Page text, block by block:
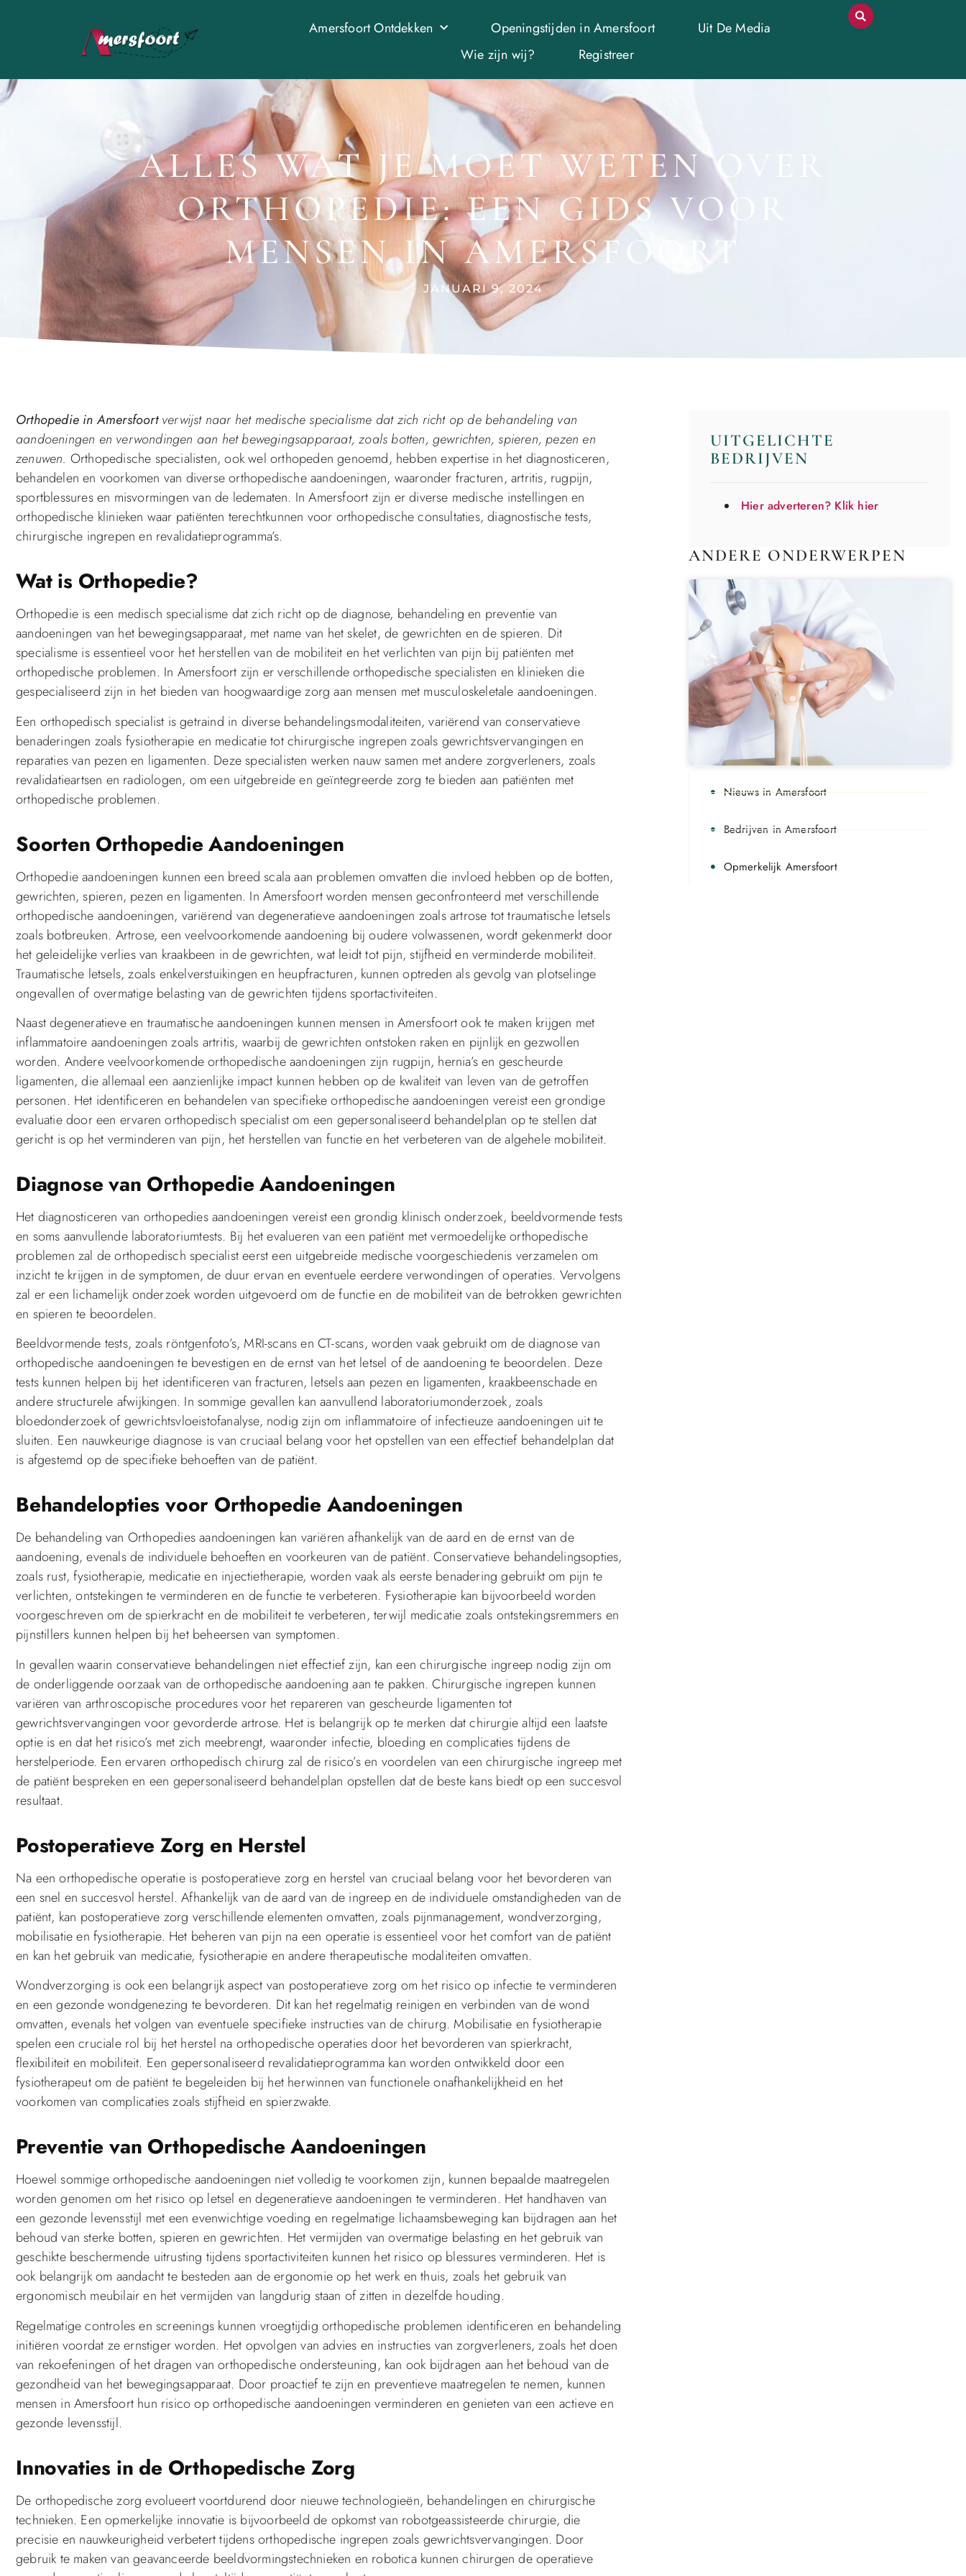
Amersfoort Ontdekken Openingstijden in Amersfoort
Uit De Media
Wie zijn wij?
Registreer
ALLES WAT JE MOET WETEN OVER
ORTHOPEDIE: EEN GIDS VOOR
MENSEN IN AMERSFOORT
JANUARI 9, 2024
Orthopedie in Amersfoortverwijst naar het medische specialisme dat zich richt op de behandeling van
aandoeningen en verwondingen aan het bewegingsapparaat, zoals botten, gewrichten, spieren, pezen en
zenuwen. Orthopedische specialisten, ook wel orthopeden genoemd, hebben expertise in het diagnosticeren,
behandelen en voorkomen van diverse orthopedische aandoeningen, waaronder fracturen, artritis, rugpijn,
sportblessures en misvormingen van de ledematen. In Amersfoort zijn er diverse medische instellingen en
orthopedische klinieken waar patiënten terechtkunnen voor orthopedische consultaties, diagnostische tests,
chirurgische ingrepen en revalidatieprogramma’s.
Wat is Orthopedie?
Orthopedie is een medisch specialisme dat zich richt op de diagnose, behandeling en preventie van
aandoeningen van het bewegingsapparaat, met name van het skelet, de gewrichten en de spieren. Dit
specialisme is essentieel voor het herstellen van de mobiliteit en het verlichten van pijn bij patiënten met
orthopedische problemen. In Amersfoort zijn er verschillende orthopedische specialisten en klinieken die
gespecialiseerd zijn in het bieden van hoogwaardige zorg aan mensen met musculoskeletale aandoeningen.
Een orthopedisch specialist is getraind in diverse behandelingsmodaliteiten, variërend van conservatieve
benaderingen zoals fysiotherapie en medicatie tot chirurgische ingrepen zoals gewrichtsvervangingen en
reparaties van pezen en ligamenten. Deze specialisten werken nauw samen met andere zorgverleners, zoals
revalidatieartsen en radiologen, om een uitgebreide en geïntegreerde zorg te bieden aan patiënten met
orthopedische problemen.
Soorten Orthopedie Aandoeningen
Orthopedie aandoeningen kunnen een breed scala aan problemen omvatten die invloed hebben op de botten,
gewrichten, spieren, pezen en ligamenten. In Amersfoort worden mensen geconfronteerd met verschillende
orthopedische aandoeningen, variërend van degeneratieve aandoeningen zoals artrose tot traumatische letsels
zoals botbreuken. Artrose, een veelvoorkomende aandoening bij oudere volwassenen, wordt gekenmerkt door
het geleidelijke verlies van kraakbeen in de gewrichten, wat leidt tot pijn, stijfheid en verminderde mobiliteit.
Traumatische letsels, zoals enkelverstuikingen en heupfracturen, kunnen optreden als gevolg van plotselinge
ongevallen of overmatige belasting van de gewrichten tijdens sportactiviteiten.
Naast degeneratieve en traumatische aandoeningen kunnen mensen in Amersfoort ook te maken krijgen met
inflammatoire aandoeningen zoals artritis, waarbij de gewrichten ontstoken raken en pijnlijk en gezwollen
worden. Andere veelvoorkomende orthopedische aandoeningen zijn rugpijn, hernia’s en gescheurde
ligamenten, die allemaal een aanzienlijke impact kunnen hebben op de kwaliteit van leven van de getroffen
personen. Het identificeren en behandelen van specifieke orthopedische aandoeningen vereist een grondige
evaluatie door een ervaren orthopedisch specialist om een gepersonaliseerd behandelplan op te stellen dat
gericht is op het verminderen van pijn, het herstellen van functie en het verbeteren van de algehele mobiliteit.
Diagnose van Orthopedie Aandoeningen
Het diagnosticeren van orthopedies aandoeningen vereist een grondig klinisch onderzoek, beeldvormende tests
en soms aanvullende laboratoriumtests. Bij het evalueren van een patiënt met vermoedelijke orthopedische
problemen zal de orthopedisch specialist eerst een uitgebreide medische voorgeschiedenis verzamelen om
inzicht te krijgen in de symptomen, de duur ervan en eventuele eerdere verwondingen of operaties. Vervolgens
zal er een lichamelijk onderzoek worden uitgevoerd om de functie en de mobiliteit van de betrokken gewrichten
en spieren te beoordelen.
Beeldvormende tests, zoals röntgenfoto’s, MRI-scans en CT-scans, worden vaak gebruikt om de diagnose van
orthopedische aandoeningen te bevestigen en de ernst van het letsel of de aandoening te beoordelen. Deze
tests kunnen helpen bij het identificeren van fracturen, letsels aan pezen en ligamenten, kraakbeenschade en
andere structurele afwijkingen. In sommige gevallen kan aanvullend laboratoriumonderzoek, zoals
bloedonderzoek of gewrichtsvloeistofanalyse, nodig zijn om inflammatoire of infectieuze aandoeningen uit te
sluiten. Een nauwkeurige diagnose is van cruciaal belang voor het opstellen van een effectief behandelplan dat
is afgestemd op de specifieke behoeften van de patiënt.
Behandelopties voor Orthopedie Aandoeningen
De behandeling van Orthopedies aandoeningen kan variëren afhankelijk van de aard en de ernst van de
aandoening, evenals de individuele behoeften en voorkeuren van de patiënt. Conservatieve behandelingsopties,
zoals rust, fysiotherapie, medicatie en injectietherapie, worden vaak als eerste benadering gebruikt om pijn te
verlichten, ontstekingen te verminderen en de functie te verbeteren. Fysiotherapie kan bijvoorbeeld worden
voorgeschreven om de spierkracht en de mobiliteit te verbeteren, terwijl medicatie zoals ontstekingsremmers en
pijnstillers kunnen helpen bij het beheersen van symptomen.
In gevallen waarin conservatieve behandelingen niet effectief zijn, kan een chirurgische ingreep nodig zijn om
de onderliggende oorzaak van de orthopedische aandoening aan te pakken. Chirurgische ingrepen kunnen
variëren van arthroscopische procedures voor het repareren van gescheurde ligamenten tot
gewrichtsvervangingen voor gevorderde artrose. Het is belangrijk op te merken dat chirurgie altijd een laatste
optie is en dat het risico’s met zich meebrengt, waaronder infectie, bloeding en complicaties tijdens de
herstelperiode. Een ervaren orthopedisch chirurg zal de risico’s en voordelen van een chirurgische ingreep met
de patiënt bespreken en een gepersonaliseerd behandelplan opstellen dat de beste kans biedt op een succesvol
resultaat.
Postoperatieve Zorg en Herstel
Na een orthopedische operatie is postoperatieve zorg en herstel van cruciaal belang voor het bevorderen van
een snel en succesvol herstel. Afhankelijk van de aard van de ingreep en de individuele omstandigheden van de
patiënt, kan postoperatieve zorg verschillende elementen omvatten, zoals pijnmanagement, wondverzorging,
mobilisatie en fysiotherapie. Het beheren van pijn na een operatie is essentieel voor het comfort van de patiënt
en kan het gebruik van medicatie, fysiotherapie en andere therapeutische modaliteiten omvatten.
Wondverzorging is ook een belangrijk aspect van postoperatieve zorg om het risico op infectie te verminderen
en een gezonde wondgenezing te bevorderen. Dit kan het regelmatig reinigen en verbinden van de wond
omvatten, evenals het volgen van eventuele specifieke instructies van de chirurg. Mobilisatie en fysiotherapie
spelen een cruciale rol bij het herstel na orthopedische operaties door het bevorderen van spierkracht,
flexibiliteit en mobiliteit. Een gepersonaliseerd revalidatieprogramma kan worden ontwikkeld door een
fysiotherapeut om de patiënt te begeleiden bij het herwinnen van functionele onafhankelijkheid en het
voorkomen van complicaties zoals stijfheid en spierzwakte.
Preventie van Orthopedische Aandoeningen
Hoewel sommige orthopedische aandoeningen niet volledig te voorkomen zijn, kunnen bepaalde maatregelen
worden genomen om het risico op letsel en degeneratieve aandoeningen te verminderen. Het handhaven van
een gezonde levensstijl met een evenwichtige voeding en regelmatige lichaamsbeweging kan bijdragen aan het
behoud van sterke botten, spieren en gewrichten. Het vermijden van overmatige belasting en het gebruik van
geschikte beschermende uitrusting tijdens sportactiviteiten kunnen het risico op blessures verminderen. Het is
ook belangrijk om aandacht te besteden aan de ergonomie op het werk en thuis, zoals het gebruik van
ergonomisch meubilair en het vermijden van langdurig staan of zitten in dezelfde houding.
Regelmatige controles en screenings kunnen vroegtijdig orthopedische problemen identificeren en behandeling
initiëren voordat ze ernstiger worden. Het opvolgen van advies en instructies van zorgverleners, zoals het doen
van rekoefeningen of het dragen van orthopedische ondersteuning, kan ook bijdragen aan het behoud van de
gezondheid van het bewegingsapparaat. Door proactief te zijn en preventieve maatregelen te nemen, kunnen
mensen in Amersfoort hun risico op orthopedische aandoeningen verminderen en genieten van een actieve en
gezonde levensstijl.
Innovaties in de Orthopedische Zorg
De orthopedische zorg evolueert voortdurend door nieuwe technologieën, behandelingen en chirurgische
technieken. Een opmerkelijke innovatie is bijvoorbeeld de opkomst van robotgeassisteerde chirurgie, die
precisie en nauwkeurigheid verbetert tijdens orthopedische ingrepen zoals gewrichtsvervangingen. Door
gebruik te maken van geavanceerde beeldvormingstechnieken en robotica kunnen chirurgen de operatieve
UITGELICHTE
BEDRIJVEN
Hier adverteren? Klik hier
ANDERE ONDERWERPEN
Nieuws in Amersfoort
Bedrijven in Amersfoort
Opmerkelijk Amersfoort